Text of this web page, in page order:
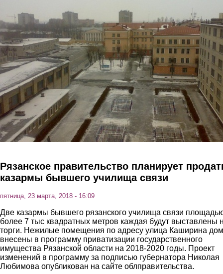
Рязанское правительство планирует
казармы бывшего училища связи
пятница, 23 марта, 2018 - 16:09
Две казармы бывшего рязанского училища связи
более 7 тыс квадратных метров каждая будут выставлены
торги. Нежилые помещения по адресу улица Каширина
внесены в программу приватизации государственного
имущества Рязанской области на 2018-2020 годы. Проект
изменений в программу за подписью губернатора Николая
Любимова опубликован на сайте облправительства.